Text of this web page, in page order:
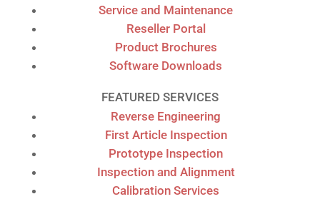
Service and Maintenance
Reseller Portal
Product Brochures
Software Downloads
FEATURED SERVICES
Reverse Engineering
First Article Inspection
Prototype Inspection
Inspection and Alignment
Calibration Services